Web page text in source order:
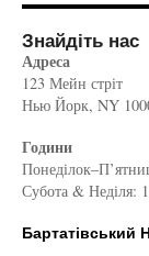
Знайдіть нас
Адреса
123 Мейн стріт
Нью Йорк, NY
Години
Субота & Неділя:
Бартатівський